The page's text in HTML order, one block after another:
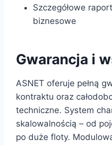
Szczegółowe
biznesowe
Gwarancja i
ASNET oferuje pełną
kontraktu oraz
techniczne. System
skalowalnością – od
po duże floty.